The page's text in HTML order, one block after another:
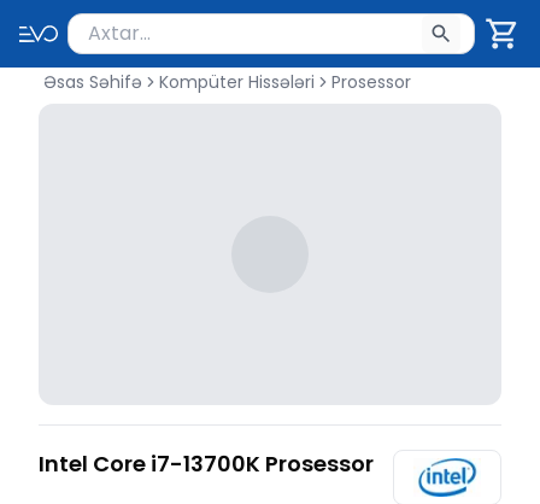
Məhsul axtar
Axtarış üçün ən azı 2 simvol yazın. Göndərmək
Əsas Səhifə Kompüter Hissələri Prosessor
Intel Core i7-13700K Prosessor